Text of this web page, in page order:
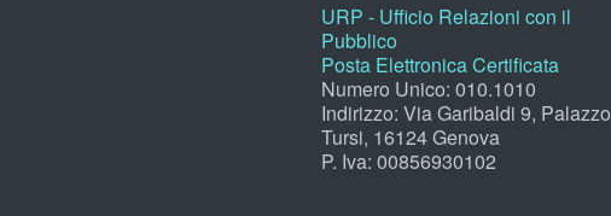
URP - Ufficio Relazioni con il
Pubblico
Posta Elettronica Certificata
Numero Unico: 010.1010
Indirizzo: Via Garibaldi 9, Palazzo
Tursi, 16124 Genova
P. Iva: 00856930102